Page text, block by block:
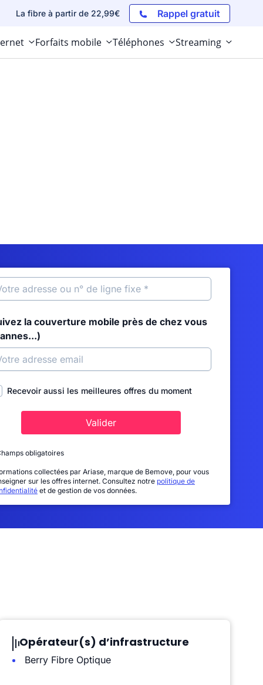
La fibre à partir de 22,99€ Rappel gratuit
Forfaits mobile Téléphones Streaming
la couverture mobile près de chez vous
Recevoir aussi les meilleures offres du moment
Valider
obligatoires
collectées par Ariase, marque de Bemove, pour vous
sur les offres internet. Consultez notre politique de
et de gestion de vos données.
Opérateur(s) d’infrastructure
Berry Fibre Optique